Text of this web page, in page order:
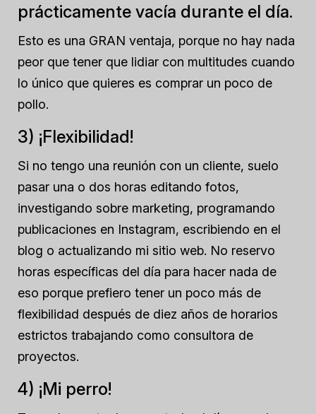
prácticamente vacía durante el día.
Esto es una GRAN ventaja, porque no hay nada
peor que tener que lidiar con multitudes cuando
lo único que quieres es comprar un poco de
pollo.
3) ¡Flexibilidad!
Si no tengo una reunión con un cliente, suelo
pasar una o dos horas editando fotos,
investigando sobre marketing, programando
publicaciones en Instagram, escribiendo en el
blog o actualizando mi sitio web. No reservo
horas específicas del día para hacer nada de
eso porque prefiero tener un poco más de
flexibilidad después de diez años de horarios
estrictos trabajando como consultora de
proyectos.
4) ¡Mi perro!